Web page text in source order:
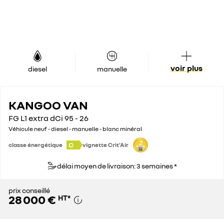
diesel manuelle voir plus
KANGOO VAN
FG L1 extra dCi 95 - 26
Véhicule neuf - diesel - manuelle - blanc minéral
classe énergétique C vignette Crit'Air
délai moyen de livraison: 3 semaines *
prix conseillé
28 000 € HT*